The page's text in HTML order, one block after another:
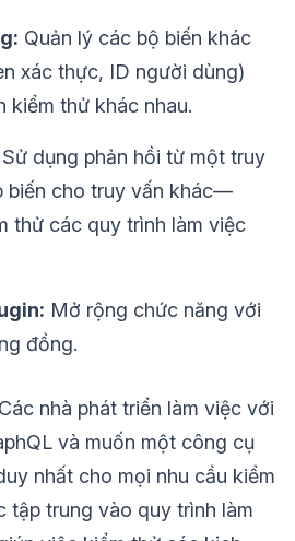
Quản lý các bộ biến khác
xác thực, ID người dùng)
kiểm thử khác nhau.
Sử dụng phản hồi từ một truy
biến cho truy vấn khác—
thử các quy trình làm việc
Mở rộng chức năng với
đồng.
Các nhà phát triển làm việc với
và muốn một công cụ
nhất cho mọi nhu cầu kiểm
tập trung vào quy trình làm